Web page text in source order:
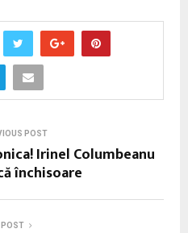
POST
Irinel Columbeanu
închisoare
POST